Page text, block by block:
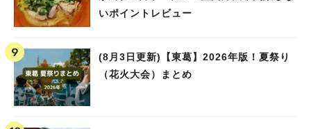
いポイントレビュー
(8月3日更新)【東葛】2026年版！夏祭り
（花火大会）まとめ